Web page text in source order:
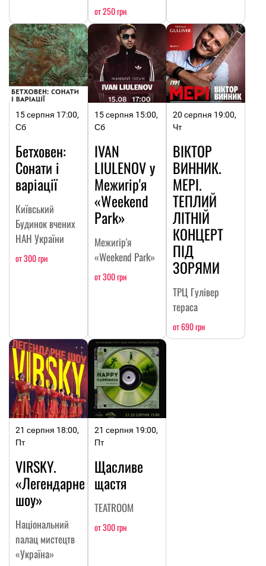
от 250 грн
15 серпня 17:00,
Сб
Бетховен:
Сонати і
варіації
Київський
Будинок вчених
НАН України
от 300 грн
15 серпня 15:00,
Сб
IVAN
LIULENOV у
Межигір'я
«Weekend
Park»
Межигір'я
«Weekend Park»
от 300 грн
20 серпня 19:00,
Чт
ВІКТОР
ВИННИК.
МЕРІ.
ТЕПЛИЙ
ЛІТНІЙ
КОНЦЕРТ
ПІД
ЗОРЯМИ
ТРЦ Гулівер
тераса
от 690 грн
21 серпня 18:00,
Пт
VIRSKY.
«Легендарне
шоу»
Національний
палац мистецтв
«Україна»
21 серпня 19:00,
Пт
Щасливе
щастя
TEATROOM
от 300 грн